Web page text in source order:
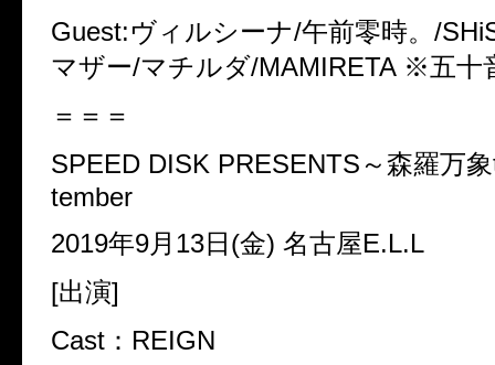
Guest:ヴィルシーナ/午前零時。 /
マザー/マチルダ/MAMIRETA ※五十
＝＝＝
SPEED DISK PRESENTS ～森羅万象
tember
2019年9月 13日 (金) 名古屋E.L.L
[出演]
Cast ： REIGN